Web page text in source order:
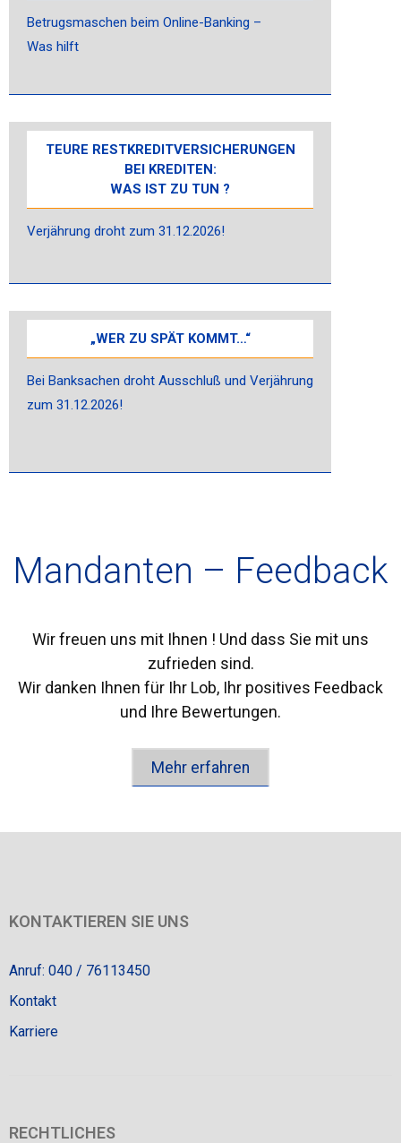
Betrugsmaschen beim Online-Banking –
Was hilft
TEURE RESTKREDITVERSICHERUNGEN
BEI KREDITEN:
WAS IST ZU TUN ?
Verjährung droht zum 31.12.2026!
„WER ZU SPÄT KOMMT…“
Bei Banksachen droht Ausschluß und Verjährung
zum 31.12.2026!
Mandanten – Feedback
Wir freuen uns mit Ihnen ! Und dass Sie mit uns
zufrieden sind.
Wir danken Ihnen für Ihr Lob, Ihr positives Feedback
und Ihre Bewertungen.
Mehr erfahren
KONTAKTIEREN SIE UNS
Anruf: 040 / 76113450
Kontakt
Karriere
RECHTLICHES